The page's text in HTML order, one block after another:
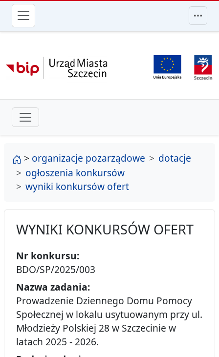
przejdź do głównego menu
strona główna
> organizacje pozarządowe
dotacje
ogłoszenia konkursów
wyniki konkursów ofert
WYNIKI KONKURSÓW OFERT
Nr konkursu:
BDO/SP/2025/003
Nazwa zadania:
Prowadzenie Dziennego Domu Pomocy
Społecznej w lokalu usytuowanym przy ul.
Młodzieży Polskiej 28 w Szczecinie w
latach 2025 - 2026.